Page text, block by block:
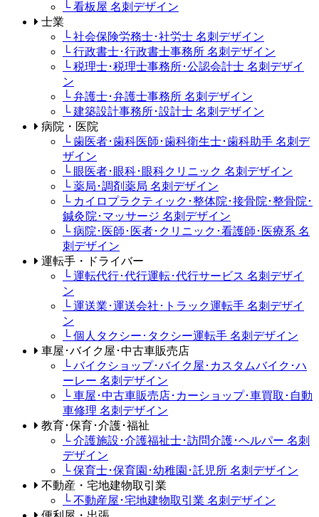
└ 看板屋 名刺デザイン
士業
└ 社会保険労務士･社労士 名刺デザイン
└ 行政書士･行政書士事務所 名刺デザイン
└ 税理士･税理士事務所･公認会計士 名刺デザイ
ン
└ 弁護士･弁護士事務所 名刺デザイン
└ 建築設計事務所･設計士 名刺デザイン
病院・医院
└ 歯医者･歯科医師･歯科衛生士･歯科助手 名刺デ
ザイン
└ 眼医者･眼科･眼科クリニック 名刺デザイン
└ 薬局･調剤薬局 名刺デザイン
└ カイロプラクティック･整体院･接骨院･整骨院･
鍼灸院･マッサージ 名刺デザイン
└ 病院･医師･医者･クリニック･看護師･医療系 名
刺デザイン
運転手・ドライバー
└ 運転代行･代行運転･代行サービス 名刺デザイ
ン
└ 運送業･運送会社･トラック運転手 名刺デザイ
ン
└ 個人タクシー･タクシー運転手 名刺デザイン
車屋･バイク屋･中古車販売店
└ バイクショップ･バイク屋･カスタムバイク･ハ
ーレー 名刺デザイン
└ 車屋･中古車販売店･カーショップ･車買取･自動
車修理 名刺デザイン
教育･保育･介護･福祉
└ 介護施設･介護福祉士･訪問介護･ヘルパー 名刺
デザイン
└ 保育士･保育園･幼稚園･託児所 名刺デザイン
不動産・宅地建物取引業
└ 不動産屋･宅地建物取引業 名刺デザイン